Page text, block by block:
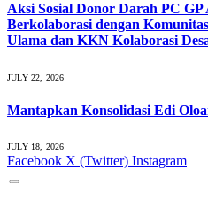
Aksi Sosial Donor Darah PC
Berkolaborasi dengan
Ulama dan KKN Kolaborasi
JULY 22, 2026
Mantapkan Konsolidasi Edi
JULY 18, 2026
Facebook X (Twitter) Instagram